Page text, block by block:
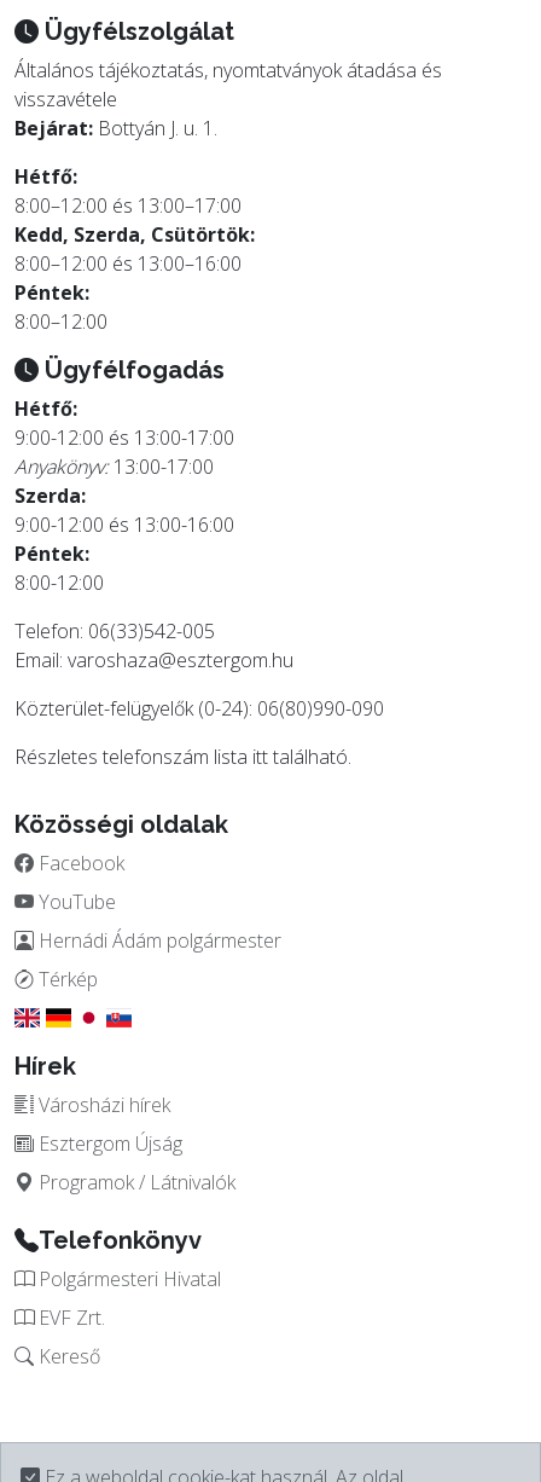
Ügyfélszolgálat
Általános tájékoztatás, nyomtatványok átadása és
visszavétele
Bejárat: Bottyán J. u. 1.
Hétfő:
8:00–12:00 és 13:00–17:00
Kedd, Szerda, Csütörtök:
8:00–12:00 és 13:00–16:00
Péntek:
8:00–12:00
Ügyfélfogadás
Hétfő:
9:00-12:00 és 13:00-17:00
Anyakönyv:13:00-17:00
Szerda:
9:00-12:00 és 13:00-16:00
Péntek:
8:00-12:00
Telefon: 06(33)542-005
Email: varoshaza@esztergom.hu
Közterület-felügyelők (0-24): 06(80)990-090
Részletes telefonszám lista itttalálható.
Közösségi oldalak
Facebook
YouTube
Hernádi Ádám polgármester
Térkép
Hírek
Városházi hírek
Esztergom Újság
Programok / Látnivalók
Telefonkönyv
Polgármesteri Hivatal
EVF Zrt.
Kereső